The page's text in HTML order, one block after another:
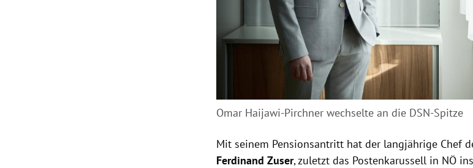
Omar Haijawi-Pirchner wechselte an die DSN-Spitze
Mit seinem Pensionsantritt hat der langjährige Chef
Ferdinand Zuser, zuletzt das Postenkarussell in NÖ